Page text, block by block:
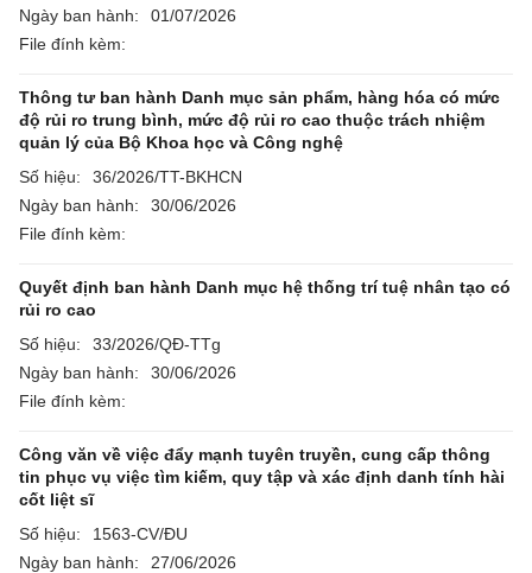
Ngày ban hành:
01/07/2026
File đính kèm:
Thông tư ban hành Danh mục sản phẩm, hàng hóa có mức
độ rủi ro trung bình, mức độ rủi ro cao thuộc trách nhiệm
quản lý của Bộ Khoa học và Công nghệ
Số hiệu:
36/2026/TT-BKHCN
Ngày ban hành:
30/06/2026
File đính kèm:
Quyết định ban hành Danh mục hệ thống trí tuệ nhân tạo có
rủi ro cao
Số hiệu:
33/2026/QĐ-TTg
Ngày ban hành:
30/06/2026
File đính kèm:
Công văn về việc đẩy mạnh tuyên truyền, cung cấp thông
tin phục vụ việc tìm kiếm, quy tập và xác định danh tính hài
cốt liệt sĩ
Số hiệu:
1563-CV/ĐU
Ngày ban hành:
27/06/2026